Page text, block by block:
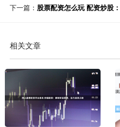
下一篇： 股票配资怎么玩 配资炒股
相关文章